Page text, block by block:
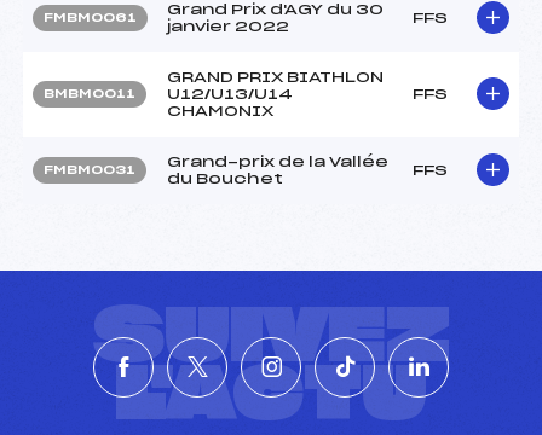
FMBM0061
Grand Prix d'AGY du 30
janvier 2022
FFS
BMBM0011
GRAND PRIX BIATHLON
U12/U13/U14
CHAMONIX
FFS
FMBM0031
Grand-prix de la Vallée
du Bouchet
FFS
SUIVEZ
L'ACTU